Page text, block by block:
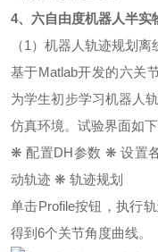
4、 六自由度机器人半实
（1）机器人轨迹规划离
基于Matlab开发的六关
为学生初步学习机器人
仿真环境。试验界面如
❋ 配置DH参数 ❋ 设置
动轨迹 ❋ 轨迹规划
单击Profile按钮，执行
得到6个关节角度曲线。